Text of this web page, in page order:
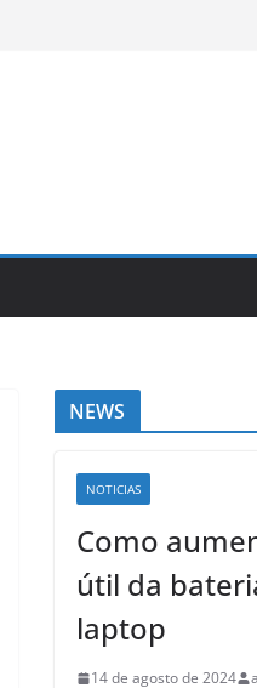
NEWS
NOTICIAS
Como
útil da
laptop
14 de agosto de 2024